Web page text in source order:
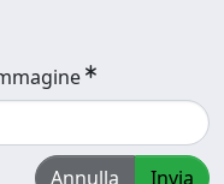
Annulla Invia